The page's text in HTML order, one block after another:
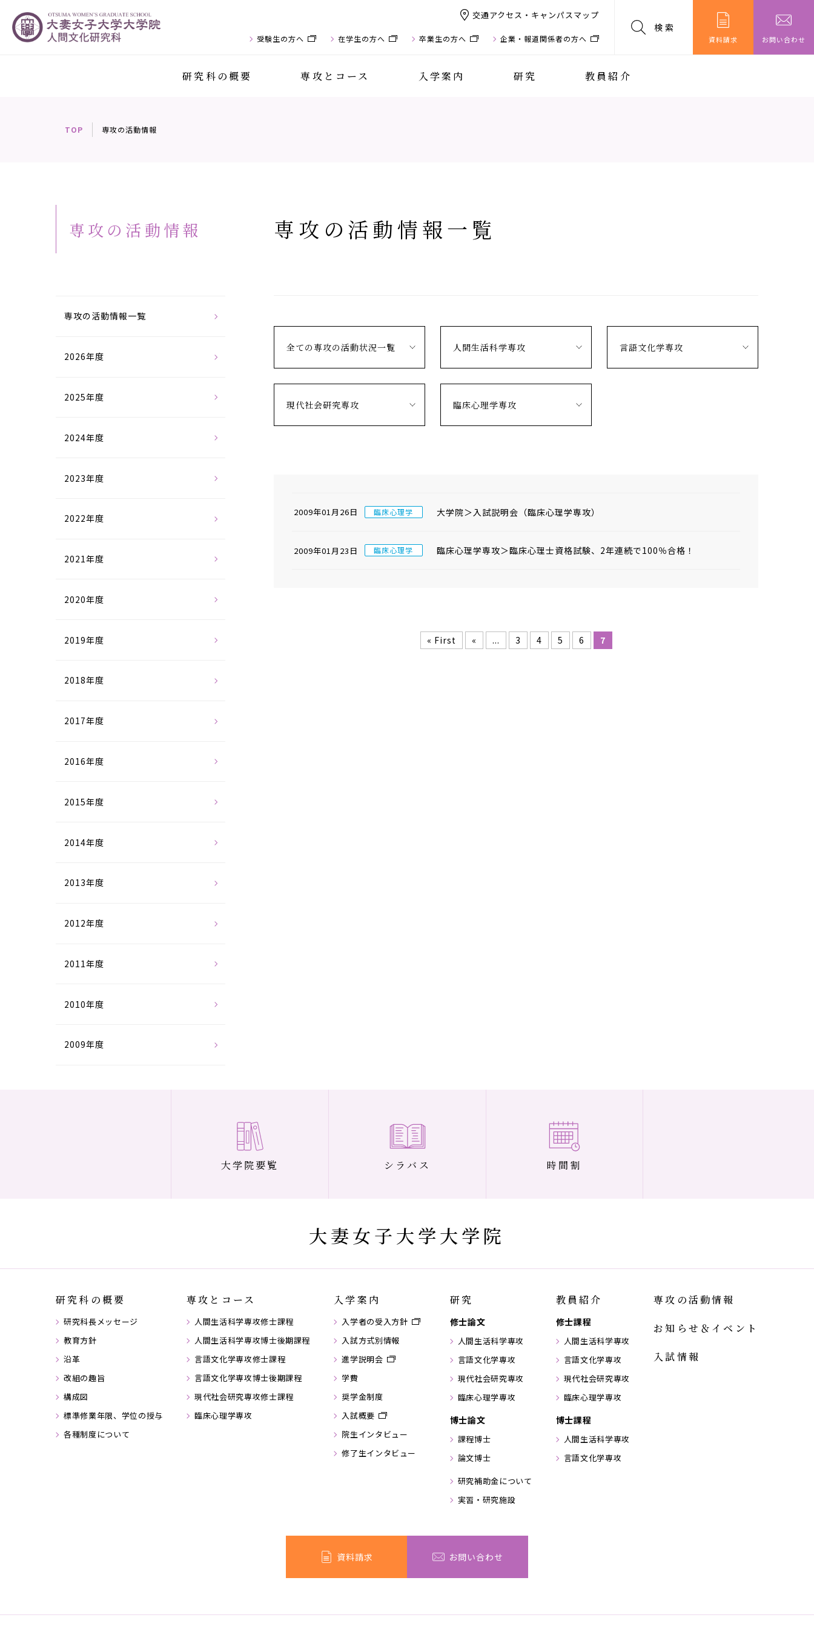
研究科の概要 専攻とコース 入学案内 研究 教員紹介
交通アクセス・キャンパスマップ
検索
資料請求 お問い合わせ
受験生の方へ 在学生の方へ 卒業生の方へ 企業・報道関係者の方へ
TOP 専攻の活動情報
専攻の活動情報一覧
全ての専攻の活動状況一覧 人間生活科学専攻 言語文化学専攻
現代社会研究専攻 臨床心理学専攻
2009年01月26日 臨床心理学 大学院＞入試説明会（臨床心理学専攻）
2009年01月23日 臨床心理学 臨床心理学専攻＞臨床心理士資格試験、2年連続で100％合格！
« First « ... 3 4 5 6 7
専攻の活動情報
専攻の活動情報一覧
2026年度
2025年度
2024年度
2023年度
2022年度
2021年度
2020年度
2019年度
2018年度
2017年度
2016年度
2015年度
2014年度
2013年度
2012年度
2011年度
2010年度
2009年度
大学院要覧 シラバス 時間割
大妻女子大学大学院
研究科の概要
研究科長メッセージ
教育方針
沿革
改組の趣旨
構成図
標準修業年限、学位の授与
各種制度について
専攻とコース
人間生活科学専攻修士課程
人間生活科学専攻博士後期課程
言語文化学専攻修士課程
言語文化学専攻博士後期課程
現代社会研究専攻修士課程
臨床心理学専攻
入学案内
入学者の受入方針
入試方式別情報
進学説明会
学費
奨学金制度
入試概要
院生インタビュー
修了生インタビュー
研究
修士論文
人間生活科学専攻
言語文化学専攻
現代社会研究専攻
臨床心理学専攻
博士論文
課程博士
論文博士
研究補助金について
実習・研究施設
教員紹介
修士課程
人間生活科学専攻
言語文化学専攻
現代社会研究専攻
臨床心理学専攻
博士課程
人間生活科学専攻
言語文化学専攻
専攻の活動情報
お知らせ＆イベント
入試情報
資料請求 お問い合わせ